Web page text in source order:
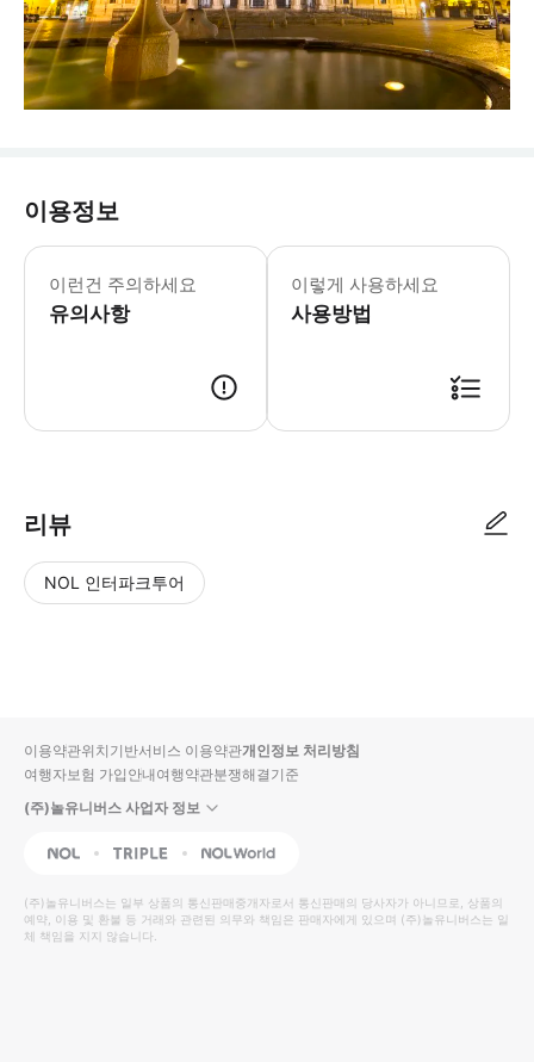
이용정보
이런건 주의하세요
유의사항
- 투어 인원이 5인 이상 시 출발합니
이렇게 사용하세요
사용방법
리뷰
NOL 인터파크투어
입니
다.
높
은
순
동
영
상
순
상
이용약관위치기반서비스 이용약관개인정보 처리방침
여행자보험 가입안내여행약관분쟁해결기준
(주)놀유니버스 사업자 정보
NOL Triple Interpark Global
(주)놀유니버스는 일부 상품의 통신판매중개자로서 통신판매의 당사자가 아니므로, 상품의
예약, 이용 및 환불 등 거래와 관련된 의무와 책임은 판매자에게 있으며 (주)놀유니버스는 일
체 책임을 지지 않습니다.